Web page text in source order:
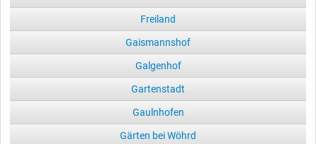
Freiland
Gaismannshof
Galgenhof
Gartenstadt
Gaulnhofen
Gärten bei Wöhrd